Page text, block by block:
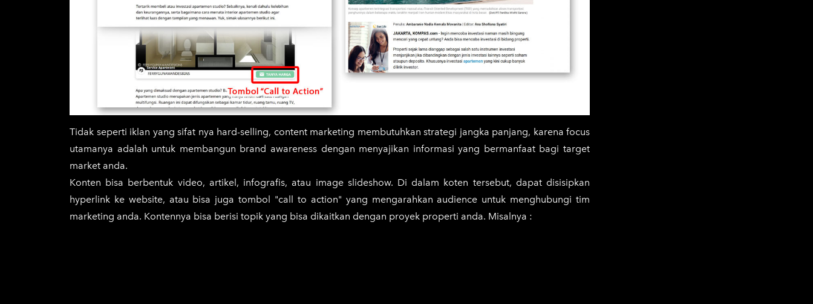
Tidak seperti iklan yang sifat nya hard-selling, content marketing membutuhkan strategi jangka panjang, karena focus
utamanya adalah untuk membangun brand awareness dengan menyajikan informasi yang bermanfaat bagi target
market anda.
Konten bisa berbentuk video, artikel, infografis, atau image slideshow. Di dalam koten tersebut, dapat disisipkan
hyperlink ke website, atau bisa juga tombol "call to action" yang mengarahkan audience untuk menghubungi tim
marketing anda. Kontennya bisa berisi topik yang bisa dikaitkan dengan proyek properti anda. Misalnya :